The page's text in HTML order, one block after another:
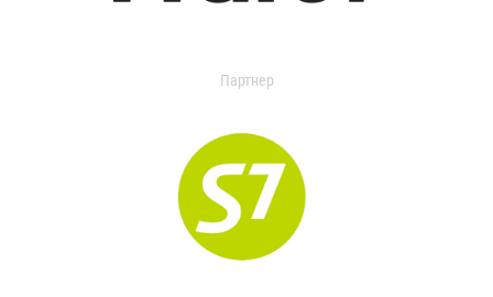
Партнер